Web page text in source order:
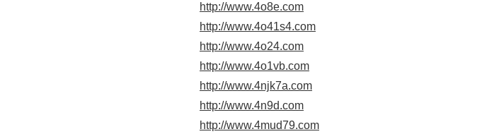
http://www.4o8e.com
http://www.4o41s4.com
http://www.4o24.com
http://www.4o1vb.com
http://www.4njk7a.com
http://www.4n9d.com
http://www.4mud79.com